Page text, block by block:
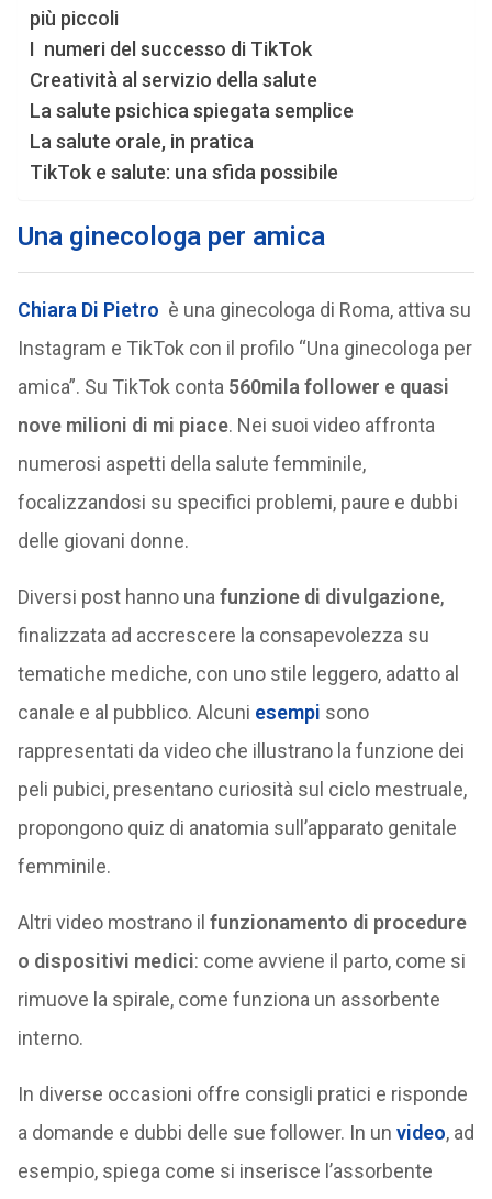
più piccoli
I numeri del successo di TikTok
Creatività al servizio della salute
La salute psichica spiegata semplice
La salute orale, in pratica
TikTok e salute: una sfida possibile
Una ginecologa per amica
Chiara Di Pietro è una ginecologa di Roma, attiva su
Instagram e TikTok con il profilo “Una ginecologa per
amica”. Su TikTok conta 560mila follower e quasi
nove milioni di mi piace. Nei suoi video affronta
numerosi aspetti della salute femminile,
focalizzandosi su specifici problemi, paure e dubbi
delle giovani donne.
Diversi post hanno una funzione di divulgazione,
finalizzata ad accrescere la consapevolezza su
tematiche mediche, con uno stile leggero, adatto al
canale e al pubblico. Alcuni esempi sono
rappresentati da video che illustrano la funzione dei
peli pubici, presentano curiosità sul ciclo mestruale,
propongono quiz di anatomia sull’apparato genitale
femminile.
Altri video mostrano il funzionamento di procedure
o dispositivi medici: come avviene il parto, come si
rimuove la spirale, come funziona un assorbente
interno.
In diverse occasioni offre consigli pratici e risponde
a domande e dubbi delle sue follower. In un video, ad
esempio, spiega come si inserisce l’assorbente